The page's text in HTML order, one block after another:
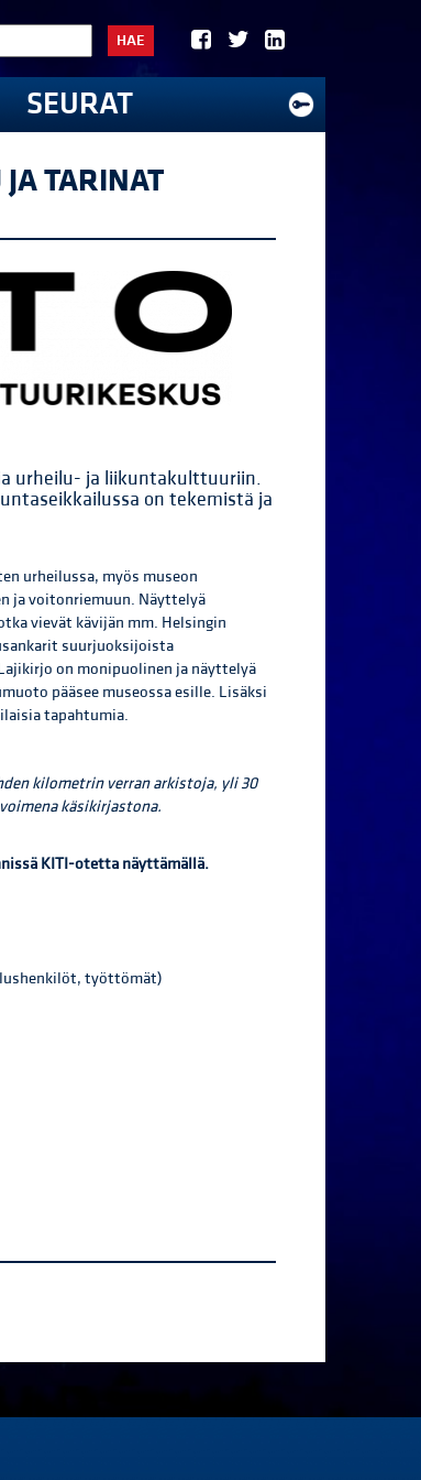
HAE
SEURAT
TARINAT
urheilu- ja liikuntakulttuuriin.
on tekemistä ja
urheilussa, myös museon
ja voitonriemuun. Näyttelyä
vievät kävijän mm. Helsingin
suurjuoksijoista
on monipuolinen ja näyttelyä
pääsee museossa esille. Lisäksi
tapahtumia.
kilometrin verran arkistoja, yli 30
käsikirjastona.
KITI-otetta näyttämällä.
työttömät)